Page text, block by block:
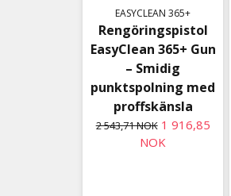
EASYCLEAN 365+
Rengöringspistol
EasyClean 365+ Gun
– Smidig
punktspolning med
proffskänsla
2 543,71 NOK 1 916,85
NOK